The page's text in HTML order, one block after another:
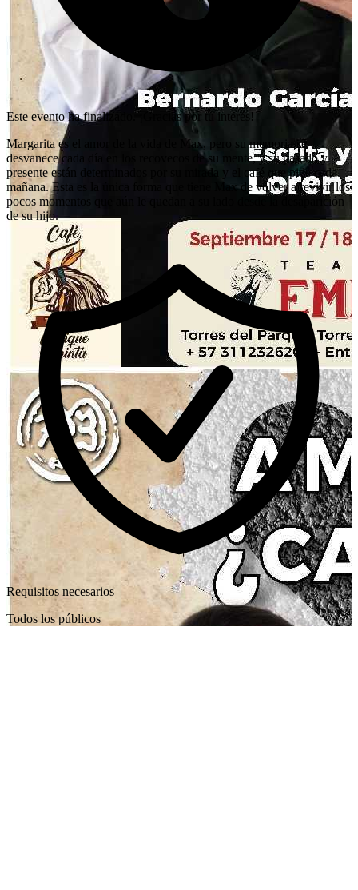
Este evento ha finalizado. ¡Gracias por tu interés!
Margarita es el amor de la vida de Max, pero su memoria se
desvanece cada día en los recovecos de su mente, y su pasado y
presente están determinados por su mirada y el café que pide cada
mañana. Esta es la única forma que tiene Max de volver a revivir los
pocos momentos que aún le quedan a su lado desde la desaparición
de su hijo.
Requisitos necesarios
Todos los públicos